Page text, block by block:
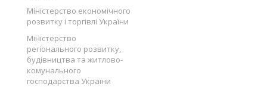
Міністерство економічного
розвитку і торгівлі України
Міністерство
регіонального розвитку,
будівництва та житлово-
комунального
господарства України